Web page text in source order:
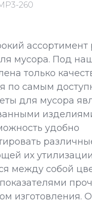
260
ассортимент
мусора. Под
только
по самым
для мусора
удобно
их
между собой
изготовления.